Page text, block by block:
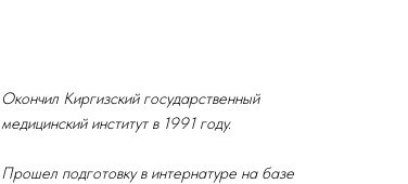
Окончил Киргизский государственный
медицинский институт в 1991 году.
Прошел подготовку в интернатуре на базе